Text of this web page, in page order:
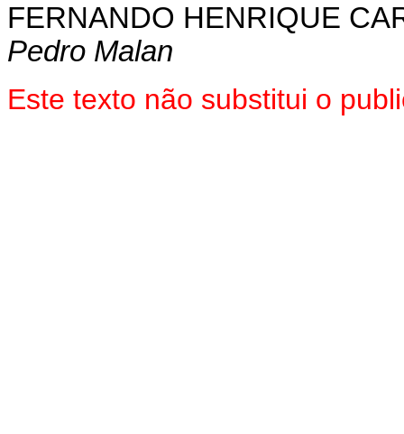
FERNANDO HENRIQUE
Pedro Malan
Este texto não substitui o